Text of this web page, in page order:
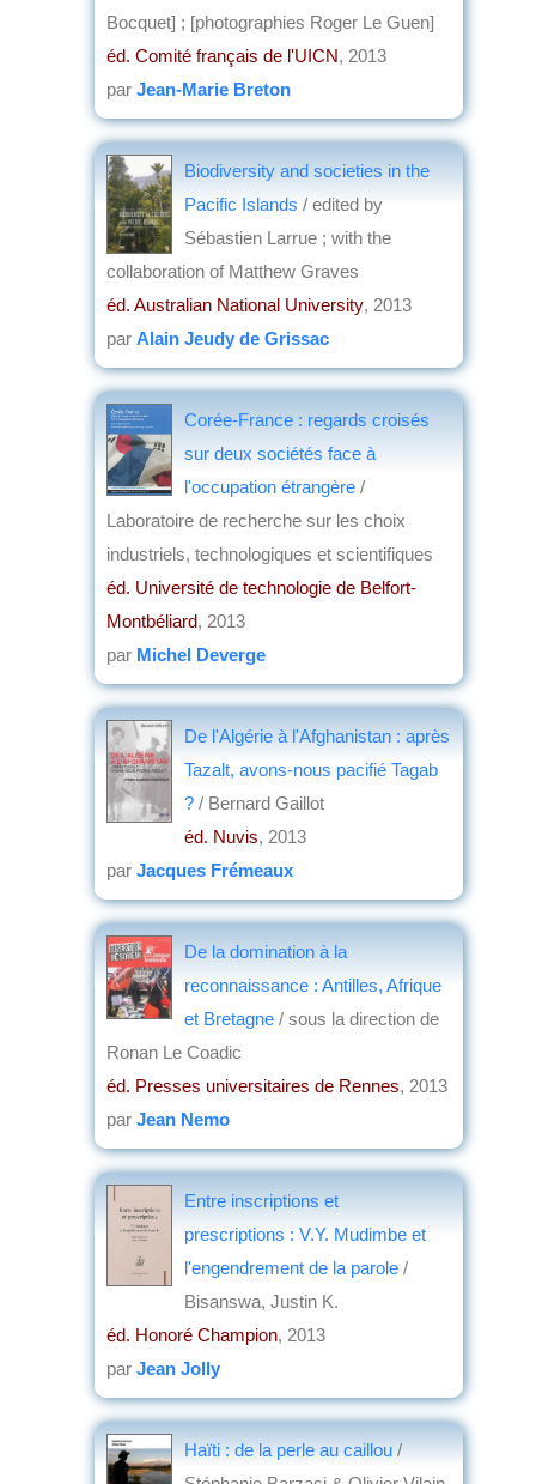
Bocquet] ; [photographies Roger Le Guen]
éd. Comité français de l'UICN, 2013
par Jean-Marie Breton
Biodiversity and societies in the
Pacific Islands / edited by
Sébastien Larrue ; with the
collaboration of Matthew Graves
éd. Australian National University, 2013
par Alain Jeudy de Grissac
Corée-France : regards croisés
sur deux sociétés face à
l'occupation étrangère /
Laboratoire de recherche sur les choix
industriels, technologiques et scientifiques
éd. Université de technologie de Belfort-
Montbéliard, 2013
par Michel Deverge
De l'Algérie à l'Afghanistan : après
Tazalt, avons-nous pacifié Tagab
? / Bernard Gaillot
éd. Nuvis, 2013
par Jacques Frémeaux
De la domination à la
reconnaissance : Antilles, Afrique
et Bretagne / sous la direction de
Ronan Le Coadic
éd. Presses universitaires de Rennes, 2013
par Jean Nemo
Entre inscriptions et
prescriptions : V.Y. Mudimbe et
l'engendrement de la parole /
Bisanswa, Justin K.
éd. Honoré Champion, 2013
par Jean Jolly
Haïti : de la perle au caillou /